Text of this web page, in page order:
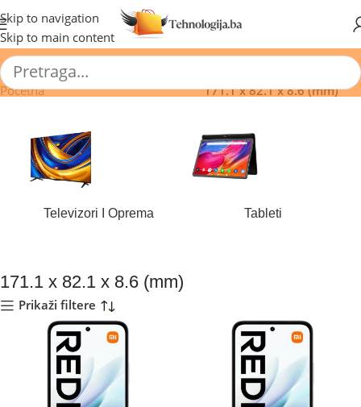
Skip to navigation
Skip to main content
🔥 Pogledajte aktuelne akcije 🔥
Početna/ Proizvod Dimenzije (mm)/ 171.1 x 82.1 x 8.6 (mm)
Televizori I Oprema Tableti
171.1 x 82.1 x 8.6 (mm)
Prikaži filtere